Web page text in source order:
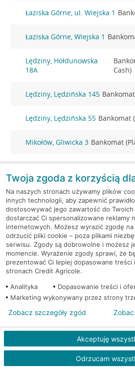
Łaziska Górne, ul. Wiejska 1
Łaziska Górne, Wiejska 1
Lędziny, Hołdunowska
18A
Cash)
Lędziny, Lędzińska 145
Lędziny, Lędzińska 55 Bankomat
Mikołów, Gliwicka 3 Bankomat
Mikołów, Gliwicka 3 Bankomat
Mikołów, Gliwicka 34 Bankomat
Mikołów, Pszczyńska 14
Mikołów, Rynek 12 Bankomat w
Mikołów, Rynek 5 Bankomat
Mikołów, ul. Gliwicka 2
Mikołów, ul. Jana Pawła II 10
Mikołów, ul. Podleska 8A
Mikołów, ul. Rybnicka 7
Twoja zgoda z korzyścią
Na naszych stronach używamy plików
innych technologii, aby zapewnić
dostosowywać jego zawartość do
dostarczać Ci spersonalizowane reklamy
internetowych. Możesz wyrazić zgodę
odrzucić pliki cookie – poza plikami
serwisu. Zgody są dobrowolne i możesz
momencie. Wyrażenie zgody sprawi, że
prezentować Ci lepiej dopasowane
stronach Credit Agricole.
Analityka
Dopasowanie treści i
Marketing wykonywany przez strony
Akceptuję
Odrzucam
Zobacz szczegóły zgód